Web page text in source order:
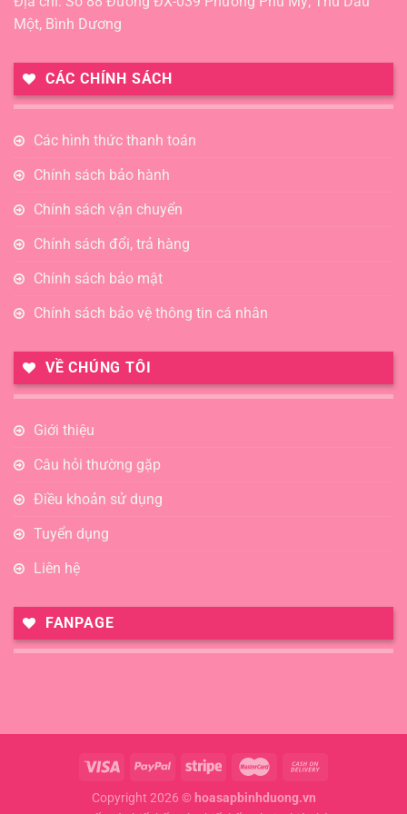
Một, Bình Dương
CÁC CHÍNH SÁCH
Các hình thức thanh toán
Chính sách bảo hành
Chính sách vận chuyển
Chính sách đổi, trả hàng
Chính sách bảo mật
Chính sách bảo vệ thông tin cá nhân
VỀ CHÚNG TÔI
Giới thiệu
Câu hỏi thường gặp
Điều khoản sử dụng
Tuyển dụng
Liên hệ
FANPAGE
Copyright 2026 ©hoasapbinhduong.vn